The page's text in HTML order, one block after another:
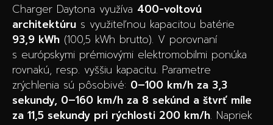
Charger Daytona využíva 400-voltovú
architektúru s využiteľnou kapacitou batérie
93,9 kWh (100,5 kWh brutto). V porovnaní
s európskymi prémiovými elektromobilmi ponúka
rovnakú, resp. vyššiu kapacitu. Parametre
zrýchlenia sú pôsobivé: 0–100 km/h za 3,3
sekundy, 0–160 km/h za 8 sekúnd a štvrť míle
za 11,5 sekundy pri rýchlosti 200 km/h. Napriek